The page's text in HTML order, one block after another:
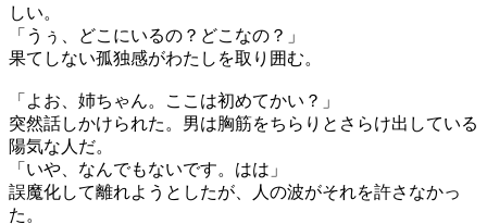
しい。
「うぅ、どこにいるの？どこなの？」
果てしない孤独感がわたしを取り囲む。
「よお、姉ちゃん。ここは初めてかい？」
突然話しかけられた。男は胸筋をちらりとさらけ出している
陽気な人だ。
「いや、なんでもないです。はは」
誤魔化して離れようとしたが、人の波がそれを許さなかっ
た。